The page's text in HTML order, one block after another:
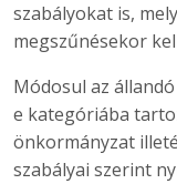
szabályokat is,
megszűnésekor
Módosul az
e kategóriába
önkormányzat
szabályai szerint